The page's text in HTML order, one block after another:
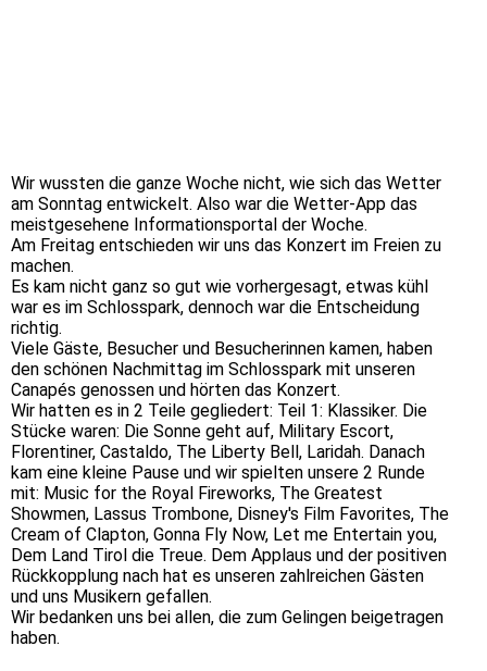
Wir wussten die ganze Woche nicht, wie sich das Wetter
am Sonntag entwickelt. Also war die Wetter-App das
meistgesehene Informationsportal der Woche.
Am Freitag entschieden wir uns das Konzert im Freien zu
machen.
Es kam nicht ganz so gut wie vorhergesagt, etwas kühl
war es im Schlosspark, dennoch war die Entscheidung
richtig.
Viele Gäste, Besucher und Besucherinnen kamen, haben
den schönen Nachmittag im Schlosspark mit unseren
Canapés genossen und hörten das Konzert.
Wir hatten es in 2 Teile gegliedert: Teil 1: Klassiker. Die
Stücke waren: Die Sonne geht auf, Military Escort,
Florentiner, Castaldo, The Liberty Bell, Laridah. Danach
kam eine kleine Pause und wir spielten unsere 2 Runde
mit: Music for the Royal Fireworks, The Greatest
Showmen, Lassus Trombone, Disney's Film Favorites, The
Cream of Clapton, Gonna Fly Now, Let me Entertain you,
Dem Land Tirol die Treue. Dem Applaus und der positiven
Rückkopplung nach hat es unseren zahlreichen Gästen
und uns Musikern gefallen.
Wir bedanken uns bei allen, die zum Gelingen beigetragen
haben.